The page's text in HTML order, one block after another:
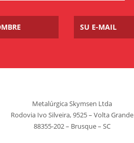
Metalúrgica Skymsen Ltda
Rodovia Ivo Silveira, 9525 – Volta Grande
88355-202 – Brusque – SC